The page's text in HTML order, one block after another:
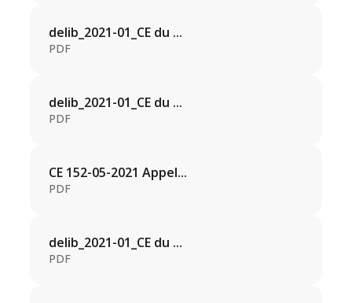
delib_2021-01_CE du ...
PDF
delib_2021-01_CE du ...
PDF
CE 152-05-2021 Appel...
PDF
delib_2021-01_CE du ...
PDF